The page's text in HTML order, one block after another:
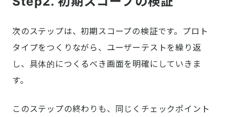
次のステップは、初期スコープの検証です。プロト
タイプをつくりながら、ユーザーテストを繰り返
し、具体的につくるべき画面を明確にしていきま
す。
このステップの終わりも、同じくチェックポイント